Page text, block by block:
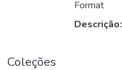
Format
Descrição:
Coleções